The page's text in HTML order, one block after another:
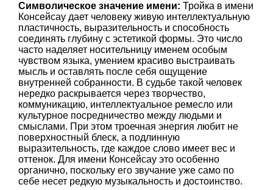
Символическое значение имени: Тройка в имени
Консейсау дает человеку живую интеллектуальную
пластичность, выразительность и способность
соединять глубину с эстетикой формы. Это число
часто наделяет носительницу именем особым
чувством языка, умением красиво выстраивать
мысль и оставлять после себя ощущение
внутренней собранности. В судьбе такой человек
нередко раскрывается через творчество,
коммуникацию, интеллектуальное ремесло или
культурное посредничество между людьми и
смыслами. При этом троечная энергия любит не
поверхностный блеск, а подлинную
выразительность, где каждое слово имеет вес и
оттенок. Для имени Консейсау это особенно
органично, поскольку его звучание уже само по
себе несет редкую музыкальность и достоинство.